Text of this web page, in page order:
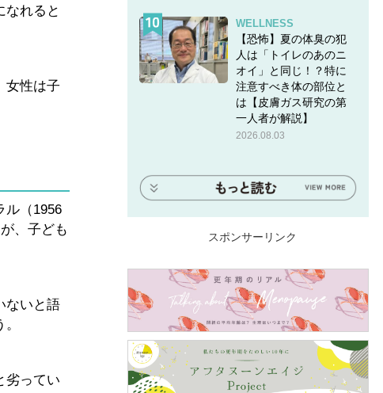
なれると
女性は子
ル（1956
、子ども
ないと語
劣ってい
WELLNESS
【恐怖】夏の体臭の犯
人は「トイレのあのニ
オイ」と同じ！？特に
注意すべき体の部位と
は【皮膚ガス研究の第
一人者が解説】
2026.08.03
スポンサーリンク